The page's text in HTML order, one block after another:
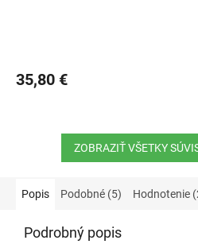
produktu
je
35,80 €
ZOBRAZIŤ VŠETKY
Popis Podobné (5) Hodnotenie
Podrobný popis